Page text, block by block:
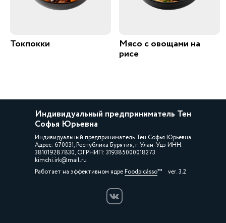
Токпокки Мясо с овощами на
рисе
Индивидуальный предприниматель Тен
Софья Юрьевна
Индивидуальный предприниматель Тен Софья Юрьевна
Адрес: 670031, Республика Бурятия, г. Улан-Удэ ИНН:
381019287830, ОГРНИП: 319385000018273
kimchi.irk@mail.ru
Работает на эффективном ядре Foodpicássover. 3.2